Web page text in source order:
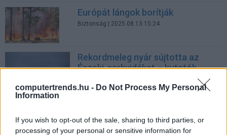
computertrends.hu - Do Not Process My Personal
Information
If you wish to opt-out of the sale, sharing to third parties, or
processing of your personal or sensitive information for
Európát lángok borítják
Biztonság | 2025.08.13 15:24
Rekordmeleg nyár sújtotta az
Északi-sarkvidéket – kutatók
Kávészünet| 2025.08.12 09:44